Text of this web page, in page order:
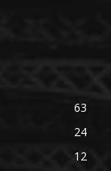
63
24
12